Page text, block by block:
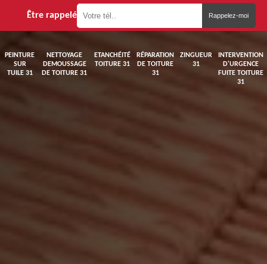
Être rappelé
PEINTURE
SUR
TUILE 31
NETTOYAGE
DEMOUSSAGE
DE TOITURE 31
ETANCHÉITÉ
TOITURE 31
RÉPARATION
DE TOITURE
31
ZINGUEUR
31
INTERVENTION
D'URGENCE
FUITE TOITURE
31